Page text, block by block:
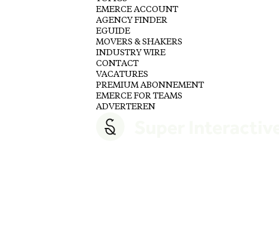
EMERCE ACCOUNT
AGENCY FINDER
EGUIDE
MOVERS & SHAKERS
INDUSTRY WIRE
CONTACT
VACATURES
PREMIUM ABONNEMENT
EMERCE FOR TEAMS
ADVERTEREN